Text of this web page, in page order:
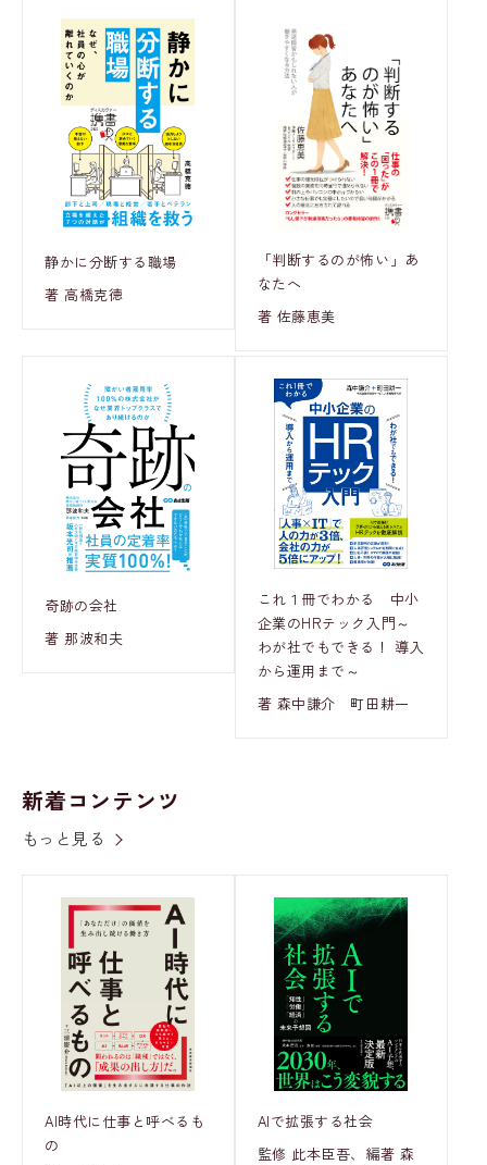
静かに分断する職場
著 高橋克徳
「判断するのが怖い」あ
なたへ
著 佐藤恵美
奇跡の会社
著 那波和夫
これ１冊でわかる 中小
企業のHRテック入門～
わが社でもできる！ 導入
から運用まで～
著 森中謙介 町田耕一
新着コンテンツ
もっと見る
AI時代に仕事と呼べるも
の
AIで拡張する社会
監修 此本臣吾、編著 森